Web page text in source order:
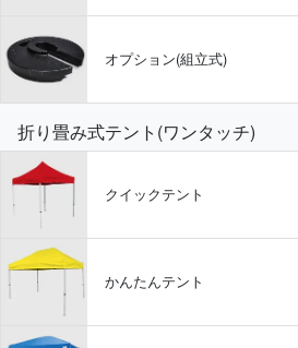
オプション(組立式)
折り畳み式テント(ワンタッチ)
クイックテント
かんたんテント